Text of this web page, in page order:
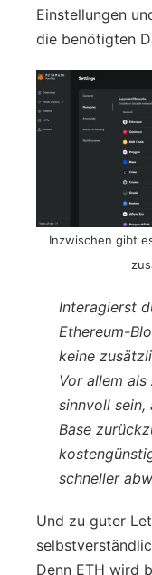
Einstellungen
die benötigten
Inzwischen gibt
Interagierst
Ethereum-
keine
Vor allem
sinnvoll sein,
Base
schneller
Und zu guter
Denn ETH wird